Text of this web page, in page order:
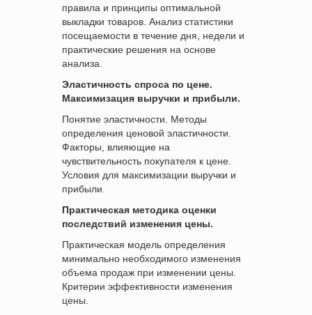
правила и принципы оптимальной
выкладки товаров. Анализ статистики
посещаемости в течение дня, недели и
практические решения на основе
анализа.
Эластичность спроса по цене.
Максимизация выручки и прибыли.
Понятие эластичности. Методы
определения ценовой эластичности.
Факторы, влияющие на
чувствительность покупателя к цене.
Условия для максимизации выручки и
прибыли.
Практическая методика оценки
последствий изменения цены.
Практическая модель определения
минимально необходимого изменения
объема продаж при изменении цены.
Критерии эффективности изменения
цены.